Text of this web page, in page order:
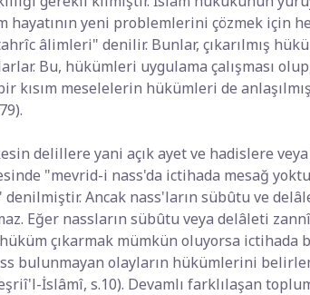
hayatının yeni problemlerini çözmek için
âlimleri" denilir. Bunlar, çıkarılmış
Bu, hükümleri uygulama çalışması
kısım meselelerin hükümleri de
delillere yani açık ayet ve hadislere veya
"mevrid-i nass'da ictihada mesağ
Ancak nass'ların sübûtu ve
Eğer nassların sübûtu veya delâleti
çıkarmak mümkün oluyorsa ictihada
bulunmayan olayların hükümlerini
İslâmî, s.10). Devamlı farklılaşan